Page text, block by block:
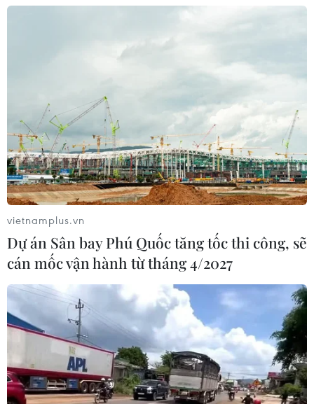
vietnamplus.vn
Dự án Sân bay Phú Quốc tăng tốc thi công, sẽ
cán mốc vận hành từ tháng 4/2027